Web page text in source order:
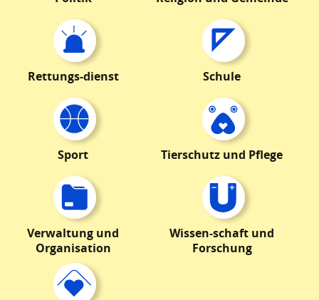
Rettungs-dienst Schule
Sport Tierschutz und Pflege
Verwaltung und
Organisation
Wissen-schaft und
Forschung